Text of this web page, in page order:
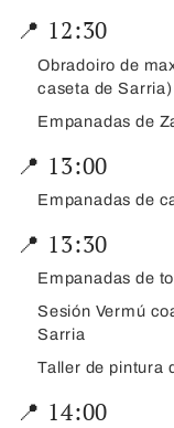
📍 12:30
Obradoiro de
caseta de
Empanadas de
📍 13:00
Empanadas de
📍 13:30
Empanadas de
Sesión Vermú
Sarria
Taller de pintura
📍 14:00